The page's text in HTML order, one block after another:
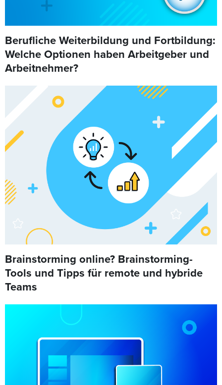
Berufliche Weiterbildung und Fortbildung:
Welche Optionen haben Arbeitgeber und
Arbeitnehmer?
Brainstorming online? Brainstorming-
Tools und Tipps für remote und hybride
Teams